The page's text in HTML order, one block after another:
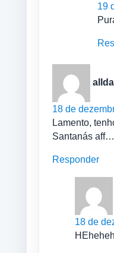
19
18 de
Lamento,
Santanás aff…
Responder
18 de